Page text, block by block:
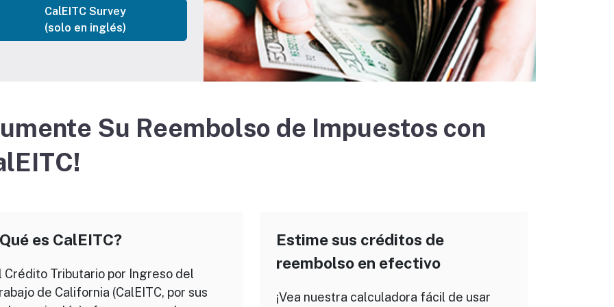
CalEITC Survey
(solo en inglés)
Su Reembolso de Impuestos con
es CalEITC?
Crédito Tributario por Ingreso del
de California (CalEITC, por sus
Estime sus créditos de
reembolso en efectivo
¡Vea nuestra calculadora fácil de usar